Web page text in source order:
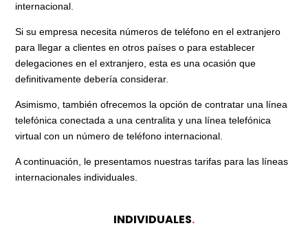
internacional.
Si su empresa necesita números de teléfono en el extranjero
para llegar a clientes en otros países o para establecer
delegaciones en el extranjero, esta es una ocasión que
definitivamente debería considerar.
Asimismo, también ofrecemos la opción de contratar una línea
telefónica conectada a una centralita y una línea telefónica
virtual con un número de teléfono internacional.
A continuación, le presentamos nuestras tarifas para las líneas
internacionales individuales.
INDIVIDUALES.